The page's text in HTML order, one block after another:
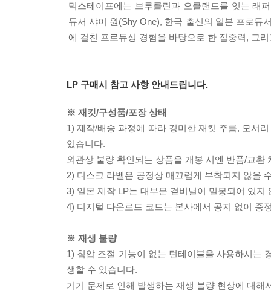
믹스테이프에는 브루클린과 오클랜드를 잇는 래
듀서 샤이 원(Shy One), 한국 출신의 일본 프로듀
에 걸친 프로듀싱 경험을 바탕으로 한 집중력, 그
LP 구매시 참고 사항 안내드립니다.
※ 재킷/구성품/포장 상태
1) 제작/배송 과정에 따라 경미한 재킷 주름, 모서
있습니다.
외관상 불량 확인되는 상품을 개봉 시엔 반품/교환
2) 디스크 라벨은 공정상 매끄럽게 부착되지 않을
3) 일본 제작 LP는 대부분 겉비닐이 밀봉되어 있지
4) 디지털 다운로드 코드는 본사에서 공지 없이 증
※ 재생 불량
1) 침압 조절 기능이 없는 턴테이블을 사용하시는
생할 수 있습니다.
기기 문제로 인해 발생하는 재생 불량 현상에 대